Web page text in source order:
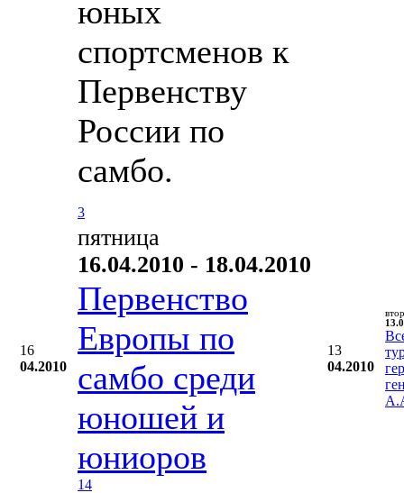
юных
спортсменов к
Первенству
России по
самбо.
3
16
04.2010
пятница
16.04.2010 - 18.04.2010
Первенство
Европы по
самбо среди
юношей и
юниоров
14
13
04.2010